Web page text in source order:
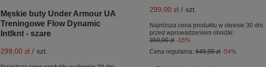
Męskie buty Under Armour UA
Treningowe Flow Dynamic
Intlknt - szare
299,00 zł / szt.
299,00 zł / szt.
Najniższa cena produktu w okresie 30 dni
przed wprowadzeniem obniżki:
359,00 zł -16%
Cena regularna: 649,99 zł -54%